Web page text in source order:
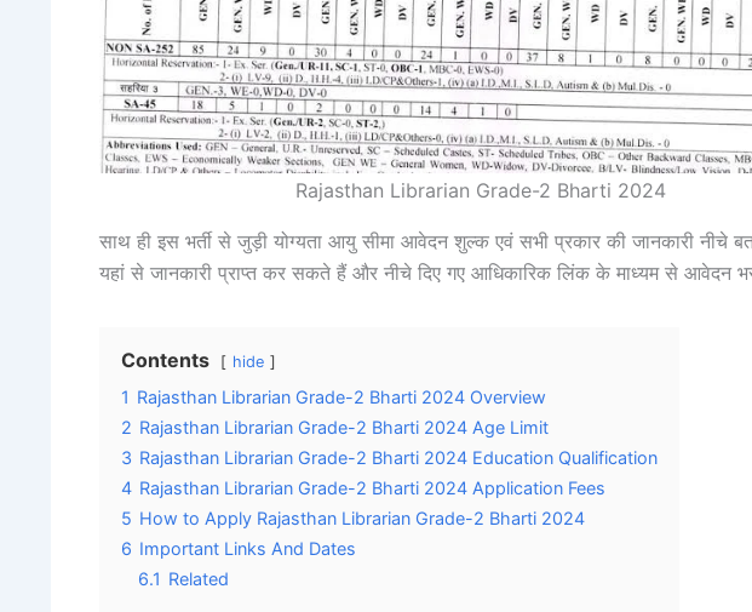
Rajasthan Librarian Grade-2 Bharti 2024
साथ ही इस भर्ती से जुड़ी योग्यता आयु सीमा आवेदन शुल्क एवं सभी प्रकार की जानकारी नीचे
यहां से जानकारी प्राप्त कर सकते हैं और नीचे दिए गए आधिकारिक लिंक के माध्यम से आवेदन
Contents hide
1 Rajasthan Librarian Grade-2 Bharti 2024 Overview
2 Rajasthan Librarian Grade-2 Bharti 2024 Age Limit
3 Rajasthan Librarian Grade-2 Bharti 2024 Education Qualification
4 Rajasthan Librarian Grade-2 Bharti 2024 Application Fees
5 How to Apply Rajasthan Librarian Grade-2 Bharti 2024
6 Important Links And Dates
6.1 Related